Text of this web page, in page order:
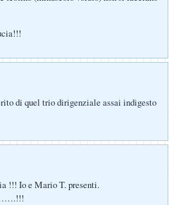
di quel trio dirigenziale assai indigesto
!!! Io e Mario T. presenti.